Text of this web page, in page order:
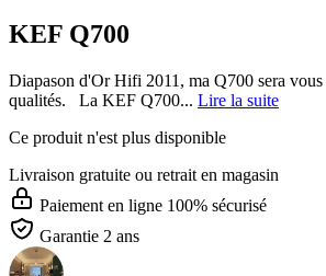
KEF Q700
Diapason d'Or Hifi 2011, ma Q700 sera vous
qualités. La KEF Q700... Lire la suite
Ce produit n'est plus disponible
Livraison gratuite ou retrait en magasin
Paiement en ligne 100% sécurisé
Garantie 2 ans